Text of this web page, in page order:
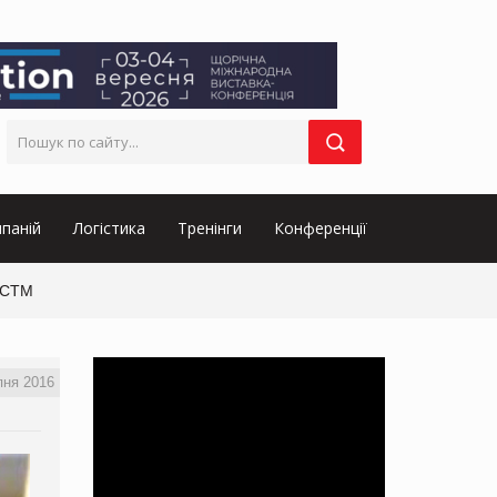
Логістика Тренінги Конференції
СТМ
2016